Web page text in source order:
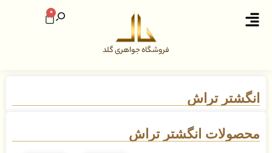
فروشگاه جواهری گلد
0
انگشتر تراش
محصولات انگشتر تراش